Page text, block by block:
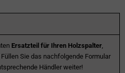
Ersatzteil für Ihren Holzspalter
Sie das nachfolgende Formular
Händler weiter!